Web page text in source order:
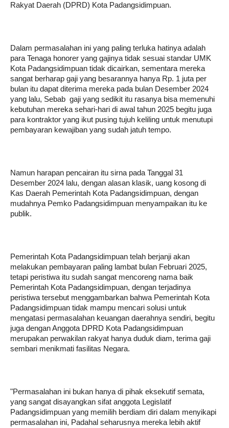
Rakyat Daerah (DPRD) Kota Padangsidimpuan.
Dalam permasalahan ini yang paling terluka hatinya adalah
para Tenaga honorer yang gajinya tidak sesuai standar UMK
Kota Padangsidimpuan tidak dicairkan, sementara mereka
sangat berharap gaji yang besarannya hanya Rp. 1 juta per
bulan itu dapat diterima mereka pada bulan Desember 2024
yang lalu, Sebab gaji yang sedikit itu rasanya bisa memenuhi
kebutuhan mereka sehari-hari di awal tahun 2025 begitu juga
para kontraktor yang ikut pusing tujuh keliling untuk menutupi
pembayaran kewajiban yang sudah jatuh tempo.
Namun harapan pencairan itu sirna pada Tanggal 31
Desember 2024 lalu, dengan alasan klasik, uang kosong di
Kas Daerah Pemerintah Kota Padangsidimpuan, dengan
mudahnya Pemko Padangsidimpuan menyampaikan itu ke
publik.
Pemerintah Kota Padangsidimpuan telah berjanji akan
melakukan pembayaran paling lambat bulan Februari 2025,
tetapi peristiwa itu sudah sangat mencoreng nama baik
Pemerintah Kota Padangsidimpuan, dengan terjadinya
peristiwa tersebut menggambarkan bahwa Pemerintah Kota
Padangsidimpuan tidak mampu mencari solusi untuk
mengatasi permasalahan keuangan daerahnya sendiri, begitu
juga dengan Anggota DPRD Kota Padangsidimpuan
merupakan perwakilan rakyat hanya duduk diam, terima gaji
sembari menikmati fasilitas Negara.
"Permasalahan ini bukan hanya di pihak eksekutif semata,
yang sangat disayangkan sifat anggota Legislatif
Padangsidimpuan yang memilih berdiam diri dalam menyikapi
permasalahan ini, Padahal seharusnya mereka lebih aktif